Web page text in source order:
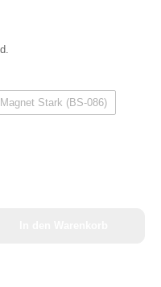
Magnet Stark (BS-086)